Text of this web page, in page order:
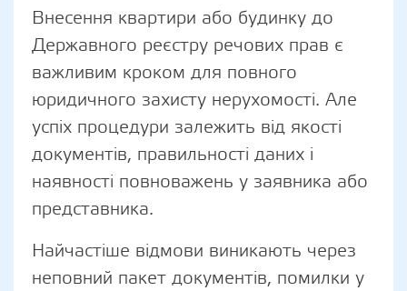
Внесення квартири або будинку до
Державного реєстру речових прав є
важливим кроком для повного
юридичного захисту нерухомості. Але
успіх процедури залежить від якості
документів, правильності даних і
наявності повноважень у заявника або
представника.
Найчастіше відмови виникають через
неповний пакет документів, помилки у